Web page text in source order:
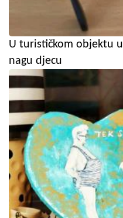
U turističkom objektu
nagu djecu